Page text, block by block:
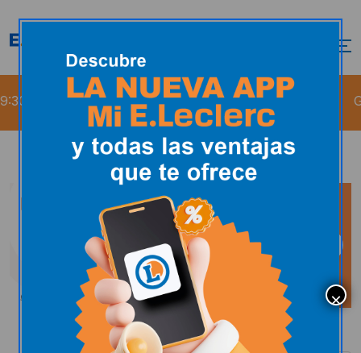
Gasolinera E.Leclerc Soria Gasoleo